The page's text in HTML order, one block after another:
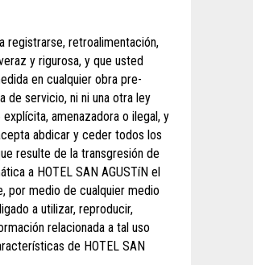
registrarse, retroalimentación,
y rigurosa, y que usted
en cualquier obra pre-
de servicio, ni ni una otra ley
amenazadora o ilegal, y
abdicar y ceder todos los
resulte de la transgresión de
a HOTEL SAN AGUSTíN el
por medio de cualquier medio
a utilizar, reproducir,
relacionada a tal uso
de HOTEL SAN